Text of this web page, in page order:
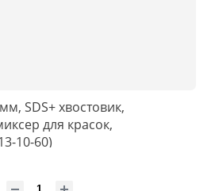
SDS+ хвостовик,
для красок,
10-60)